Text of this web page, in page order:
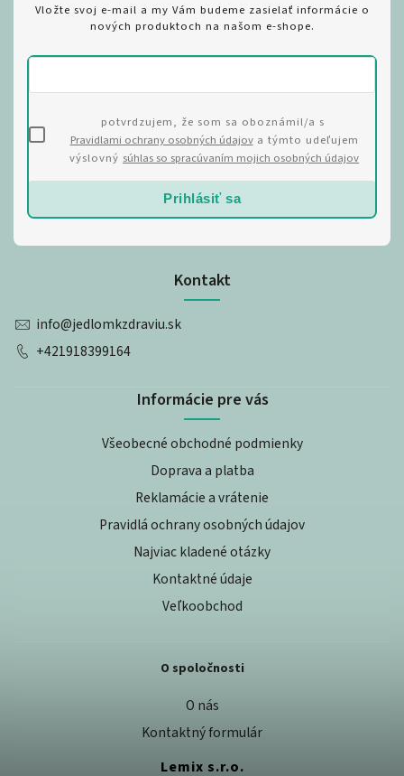
Kontakt
info@jedlomkzdraviu.sk
+421918399164
Informácie pre vás
Všeobecné obchodné podmienky
Doprava a platba
Reklamácie a vrátenie
Pravidlá ochrany osobných údajov
Najviac kladené otázky
Kontaktné údaje
Veľkoobchod
O spoločnosti
O nás
Kontaktný formulár
Lemix s.r.o.
Vložte svoj e-mail a my Vám budeme zasielať informácie o
nových produktoch na našom e-shope.
potvrdzujem, že som sa oboznámil/a s
Pravidlami ochrany osobných údajova týmto udeľujem
výslovný súhlas so spracúvaním mojich osobných údajov
Prihlásiť sa